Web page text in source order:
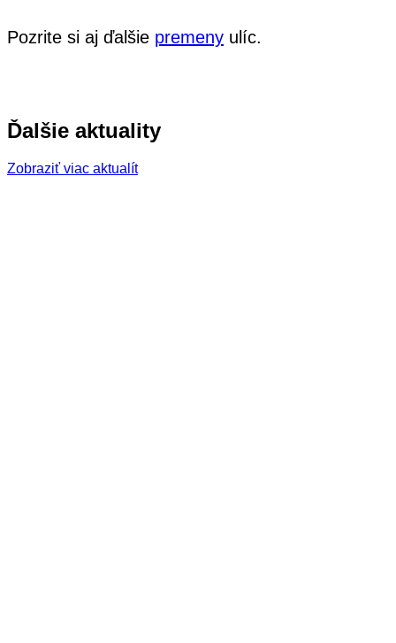
Pozrite si aj ďalšie premeny ulíc.
Ďalšie aktuality
Zobraziť viac aktualít